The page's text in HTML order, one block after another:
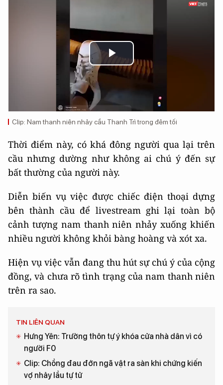
Play
Video
Clip: Nam thanh niên nhảy cầu Thanh Trì trong đêm tối
Thời điểm này, có khá đông người qua lại trên
cầu nhưng dường như không ai chú ý đến sự
bất thường của người này.
Diễn biến vụ việc được chiếc điện thoại dựng
bên thành cầu để livestream ghi lại toàn bộ
cảnh tượng nam thanh niên nhảy xuống khiến
nhiều người không khỏi bàng hoàng và xót xa.
Hiện vụ việc vẫn đang thu hút sự chú ý của cộng
đồng, và chưa rõ tình trạng của nam thanh niên
trên ra sao.
TIN LIÊN QUAN
Hưng Yên: Trưởng thôn tự ý khóa cửa nhà dân vì có
người F0
Clip: Chồng đau đớn ngã vật ra sàn khi chứng kiến
vợ nhảy lầu tự tử